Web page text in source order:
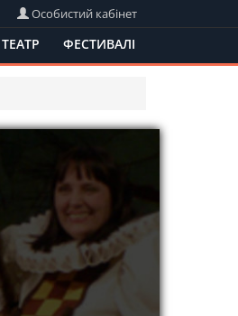
Особистий кабінет
ТЕАТР ФЕСТИВАЛІ